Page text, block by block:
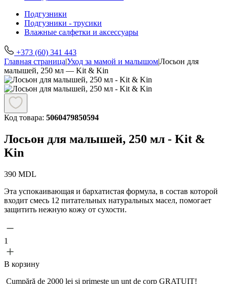
Подгузники
Подгузники - трусики
Влажные салфетки и аксессуары
+373 (60) 341 443
Главная страница|Уход за мамой и малышом|Лосьон для
малышей, 250 мл — Kit & Kin
Код товара: 5060479850594
Лосьон для малышей, 250 мл - Kit &
Kin
390 MDL
Эта успокаивающая и бархатистая формула, в состав которой
входит смесь 12 питательных натуральных масел, помогает
защитить нежную кожу от сухости.
1
В корзину
Cumpără de 2000 lei și primește un unt de corp GRATUIT!